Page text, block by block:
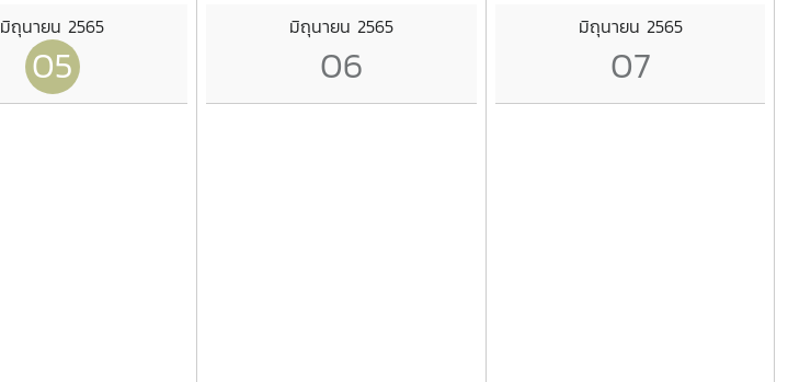
มิถุนายน 2565
05
มิถุนายน 2565
06
มิถุนายน 2565
07